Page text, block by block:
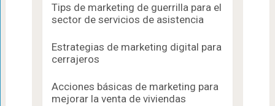
Tips de marketing de guerrilla para el
sector de servicios de asistencia
Estrategias de marketing digital para
cerrajeros
Acciones básicas de marketing para
mejorar la venta de viviendas